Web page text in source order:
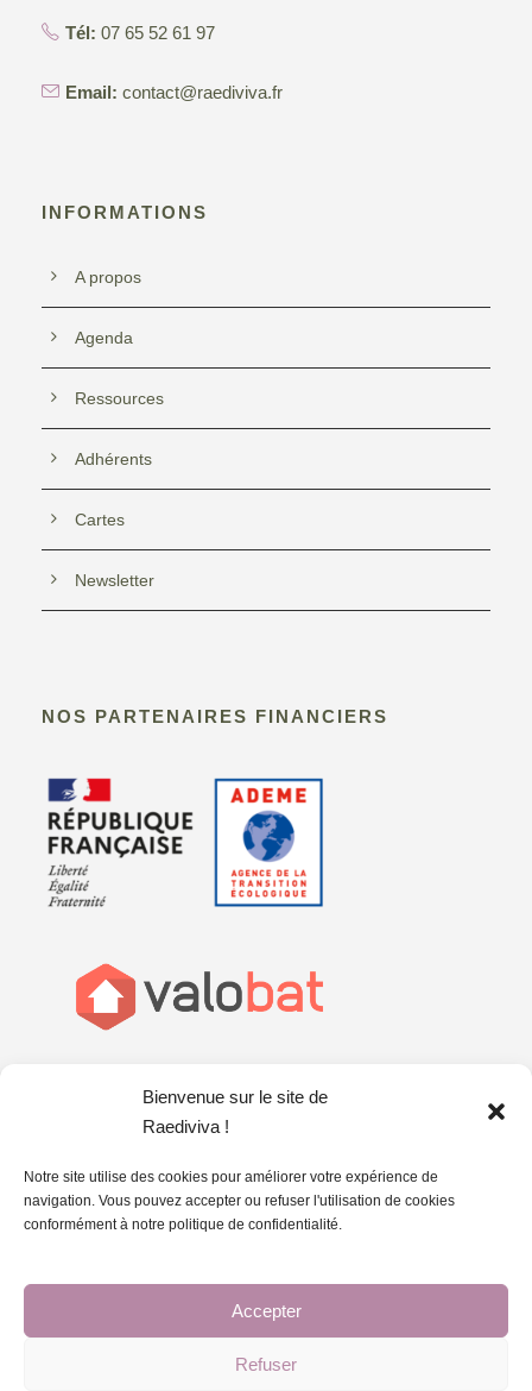
Bienvenue sur le site de
Raediviva !
Notre site utilise des cookies pour améliorer votre expérience de
navigation. Vous pouvez accepter ou refuser l'utilisation de cookies
conformément à notre politique de confidentialité.
Accepter
Refuser
Tél: 07 65 52 61 97
Email: contact@raediviva.fr
INFORMATIONS
A propos
Agenda
Ressources
Adhérents
Cartes
Newsletter
NOS PARTENAIRES FINANCIERS
Politique de confidentialité | Conditions d'utilisation
Copyright © 2026 RAEDIVIVA | Le réemploi des